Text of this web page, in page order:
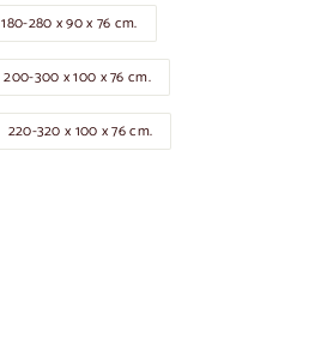
180-280 x 90 x 76 cm.
200-300 x 100 x 76 cm.
220-320 x 100 x 76 cm.